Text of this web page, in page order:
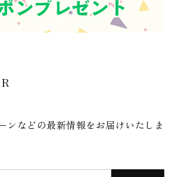
ンなどの最新情報をお届けいたしま